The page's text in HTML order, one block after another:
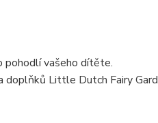
pohodlí vašeho dítěte.
Little Dutch Fairy